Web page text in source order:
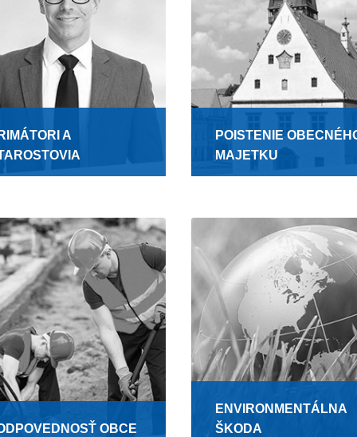
A
POISTENIE
MAJETKU
OBCE
ENVIRONMENTÁLNA
ŠKODA